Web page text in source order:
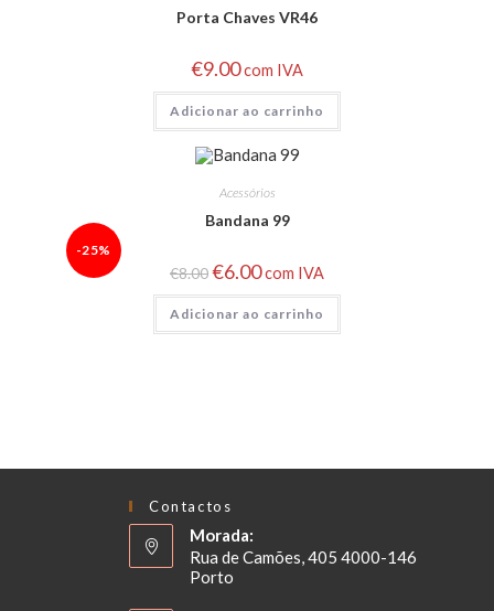
Porta Chaves VR46
€9.00com IVA
Adicionar ao carrinho
-25%
Acessórios
Bandana 99
€8.00€6.00com IVA
Adicionar ao carrinho
Contactos
Morada:
Rua de Camões, 405 4000-146
Porto